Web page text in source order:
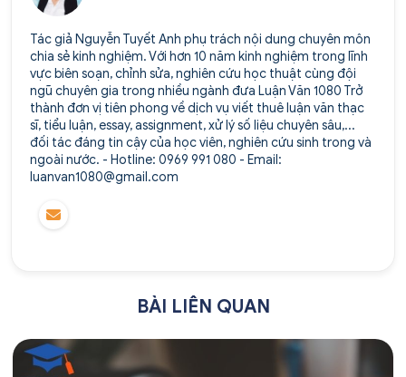
Tác giả Nguyễn Tuyết Anh phụ trách nội dung chuyên môn
chia sẻ kinh nghiệm. Với hơn 10 năm kinh nghiệm trong lĩnh
vực biên soạn, chỉnh sửa, nghiên cứu học thuật cùng đội
ngũ chuyên gia trong nhiều ngành đưa Luận Văn 1080 Trở
thành đơn vị tiên phong về dịch vụ viết thuê luận văn thạc
sĩ, tiểu luận, essay, assignment, xử lý số liệu chuyên sâu,...
đối tác đáng tin cậy của học viên, nghiên cứu sinh trong và
ngoài nước. - Hotline: 0969 991 080 - Email:
luanvan1080@gmail.com
BÀI LIÊN QUAN